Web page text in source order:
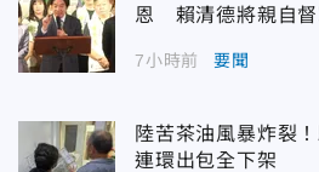
恩 賴清德將親自督
7小時前 要聞
陸苦茶油風暴炸裂
連環出包全下架